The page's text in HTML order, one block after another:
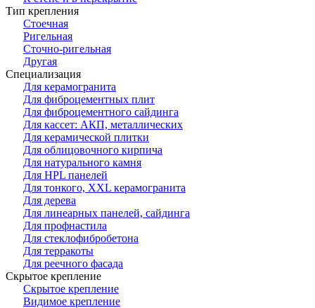
Тип крепления
Стоечная
Ригельная
Сточно-ригельная
Другая
Специализация
Для керамогранита
Для фиброцементных плит
Для фиброцементного сайдинга
Для кассет: АКП, металлических
Для керамической плитки
Для облицовочного кирпича
Для натурального камня
Для HPL панелей
Для тонкого, XXL керамогранита
Для дерева
Для линеарных панелей, сайдинга
Для профнастила
Для стеклофибробетона
Для терракоты
Для реечного фасада
Скрытое крепление
Скрытое крепление
Видимое крепление